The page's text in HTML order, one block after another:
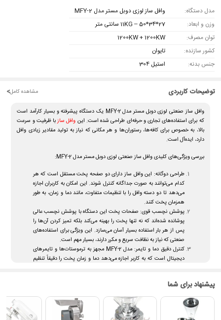
مدل دستگاه:
وافل ساز لوزی دوبل مستر مدل MFY-2
وزن و ابعاد:
11KG – 50*34*27 سانتی متر
توان مصرف:
1200KW + 1200KW
کشور سازنده:
تایوان
جنس بدنه:
استیل 304
توضیحات کاربردی مشاهده کامل<
وافل ساز صنعتی لوزی دوبل مستر مدل MFY-2 یک دستگاه پیشرفته و بسیار کارآمد است
که برای استفاده‌های تجاری و حرفه‌ای طراحی شده است. این وافل سازبا ظرفیت و سرعت
بالا، به خصوص برای کافه‌ها، رستوران‌ها و هر مکانی که نیاز به تولید مقادیر زیادی وافل
دارد، ایده‌آل است.
بررسی ویژگی‌های کلیدی وافل ساز صنعتی لوزی دوبل مستر مدل MFY-2:
طراحی دوگانه: این وافل ساز دارای دو صفحه پخت مستقل است که هر
کدام می‌توانند به صورت جداگانه کنترل شوند. این امکان به کاربران اجازه
می‌دهد تا دو دسته وافل را با تنظیمات متفاوت، مانند دما و زمان، به طور
همزمان پخت کنند.
پوشش نچسب قوی: صفحات پخت این دستگاه با پوشش نچسب عالی
پوشانده شده‌اند که نه تنها پخت را بهینه می‌کند بلکه تمیز کردن آن‌ها را
پس از هر بار استفاده بسیار آسان می‌سازد. این ویژگی برای استفاده‌های
صنعتی که نیاز به نظافت سریع و مکرر دارند، بسیار مهم است.
کنترل دقیق دما و تایمر:
مدل MFY-2 مجهز به ترموستات‌ها و تایمرهای
دیجیتال است که به کاربر اجازه می‌دهد دما و زمان پخت را دقیقاً تنظیم
ساخت و دوام بالا:
کیفیت بالا، اطمینان می‌دهد که دستگاه در برابر استفاده مداوم و شرایط
سخت آشپزخانه‌های تجاری مقاومت نشان می‌دهد.
علاوه بر تولید وافل، این دستگاه می‌تواند برای ساخت انواع
پیشنهاد برای شما